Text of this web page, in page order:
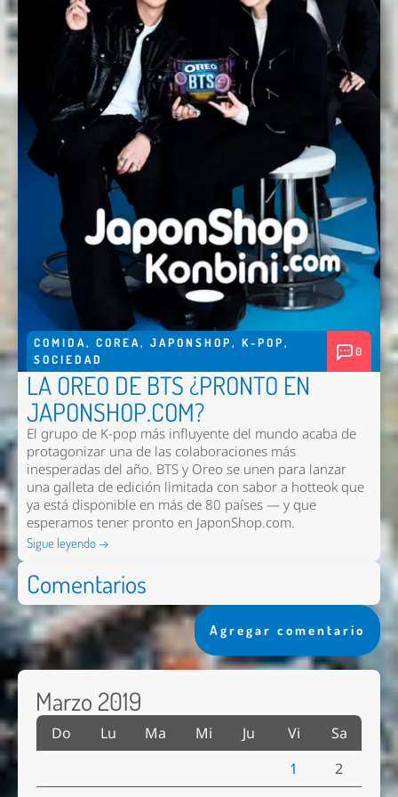
COMIDA, COREA, JAPONSHOP, K-POP,
SOCIEDAD
0
LA OREO DE BTS ¿PRONTO EN
JAPONSHOP.COM?
El grupo de K-pop más influyente del mundo acaba de
protagonizar una de las colaboraciones más
inesperadas del año. BTS y Oreo se unen para lanzar
una galleta de edición limitada con sabor a hotteok que
ya está disponible en más de 80 países — y que
esperamos tener pronto en JaponShop.com.
Sigue leyendo →
Comentarios
Agregar comentario
Marzo 2019
Do Lu Ma Mi Ju Vi
Sa
1
2
Enviar